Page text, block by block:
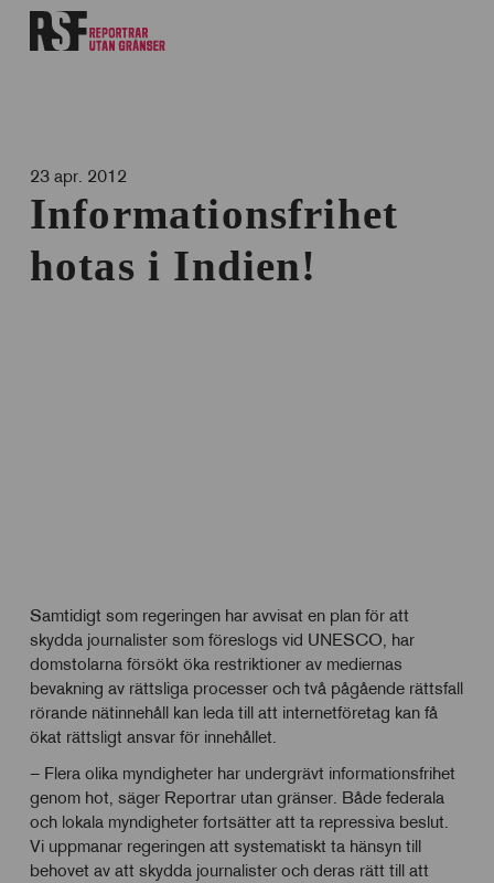
23 apr. 2012
Informationsfrihet
hotas i Indien!
Samtidigt som regeringen har avvisat en plan för att
skydda journalister som föreslogs vid UNESCO, har
domstolarna försökt öka restriktioner av mediernas
bevakning av rättsliga processer och två pågående rättsfall
rörande nätinnehåll kan leda till att internetföretag kan få
ökat rättsligt ansvar för innehållet.
– Flera olika myndigheter har undergrävt informationsfrihet
genom hot, säger Reportrar utan gränser. Både federala
och lokala myndigheter fortsätter att ta repressiva beslut.
Vi uppmanar regeringen att systematiskt ta hänsyn till
behovet av att skydda journalister och deras rätt till att